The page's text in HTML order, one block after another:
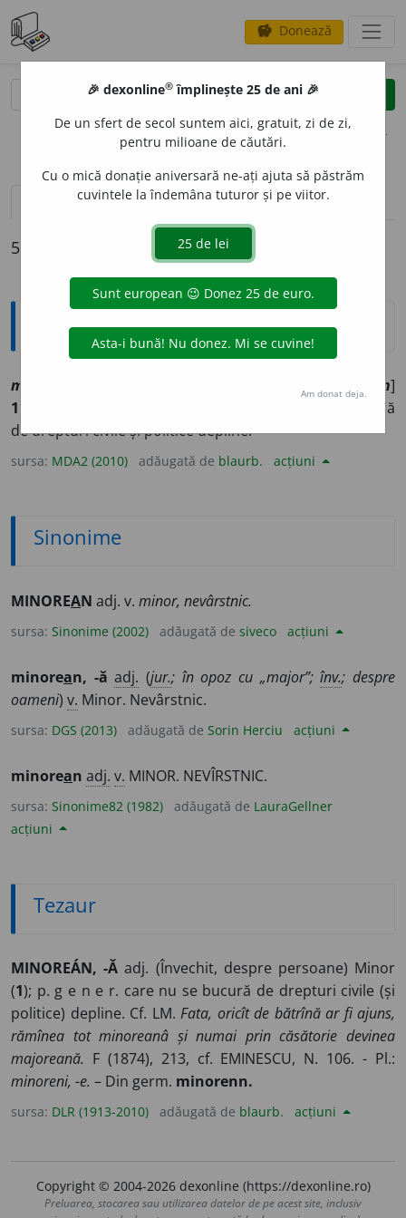
savings Donează
clear
opțiuni
definiții (5) declinări
5 definiții pentru minorean
Explicative DEX
minore minorenn]
1
) Care nu se bucură
de drepturi civile și politice depline.
sursa: MDA2 (2010) adăugată de blaurb. acțiuni
Sinonime
MINOREAN adj. v. minor, nevârstnic.
sursa: Sinonime (2002) adăugată de siveco acțiuni
minorean, -ă adj. (jur.; în opoz cu „major”; înv.; despre
oameni) v. Minor. Nevârstnic.
sursa: DGS (2013) adăugată de Sorin Herciu acțiuni
minorean adj. v. MINOR. NEVÎRSTNIC.
sursa: Sinonime82 (1982) adăugată de LauraGellner
acțiuni
Tezaur
MINOREÁN, -Ă adj. (Învechit, despre persoane) Minor
(1); p. g e n e r. care nu se bucură de drepturi civile (și
politice) depline. Cf. LM. Fata, oricît de bătrînă ar fi ajuns,
rămînea tot minoreanâ și numai prin căsătorie devinea
majoreană. F (1874), 213, cf. EMINESCU, N. 106. - Pl.:
minoreni, -e. – Din germ. minorenn.
sursa: DLR (1913-2010) adăugată de blaurb. acțiuni
Copyright © 2004-2026 dexonline (https://dexonline.ro)
Preluarea, stocarea sau utilizarea datelor de pe acest site, inclusiv
🎉 dexonline® împlinește 25 de ani 🎉
De un sfert de secol suntem aici, gratuit, zi de zi,
pentru milioane de căutări.
Cu o mică donație aniversară ne-ați ajuta să păstrăm
cuvintele la îndemâna tuturor și pe viitor.
Am donat deja.